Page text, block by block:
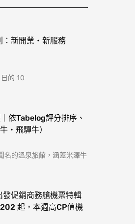
：新開業・新服務
的 10
依Tabelog評分排序、
・飛驒牛）
名的溫泉旅館，涵蓋米澤牛
發促銷商務艙機票特輯
起，本週高CP值機